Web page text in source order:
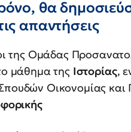
θα
απαντήσεις
της Ομάδας
μάθημα της Ιστορίας,
Οικονομίας και